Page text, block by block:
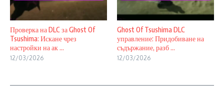
Проверка на DLC за Ghost Of
Tsushima: Искане чрез
настройки на ак ...
12/03/2026
Ghost Of Tsushima DLC
управление: Придобиване на
съдържание, разб ...
12/03/2026